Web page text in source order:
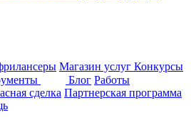
Магазин услуг Конкурсы
Блог Работы
сделка Партнерская программа